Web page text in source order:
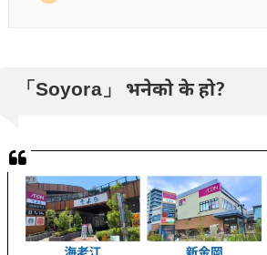
「Soyora」 भनेको के हो?